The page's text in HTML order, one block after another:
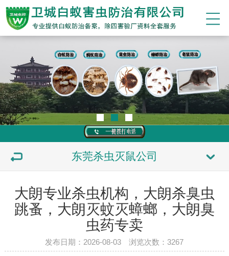
东莞杀虫灭鼠公司
大朗专业杀虫机构，大朗杀臭虫
跳蚤，大朗灭蚊灭蟑螂，大朗臭
虫药专卖
发布日期：2026-08-03 浏览次数：3267